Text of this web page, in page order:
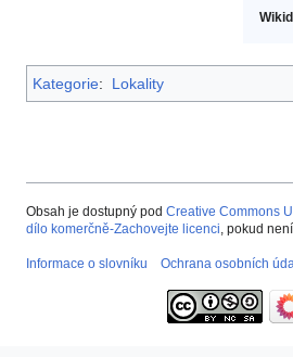
Kategorie: Lokality
Obsah je dostupný pod Creative Commons
dílo komerčně-Zachovejte licenci, pokud
Informace o slovníku Ochrana osobních